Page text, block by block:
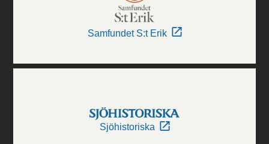
Samfundet S:t Erik
Sjöhistoriska